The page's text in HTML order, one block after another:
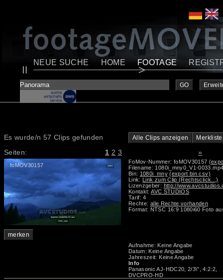
NEUE SUCHE HOME FOOTAGE
GO
Es wurde/n 57 Clips gefunden Alle Clips anzeigen Merkliste
Seiten: 1 2 3 »
foMOV30157
merken
FoMov-Nummer: foMOV30157
Filename: 1080i_mny0_V1-
Bin: 1080i_mny (export bin csv)
Link: Link zum Clip (Rechtsclick...)
Lizenzgeber: http://
Kontakt:AVC STUDIOS
Tarif: 4
Rechte: alle Rechte vorhanden
Format: NTSC 16:9 1080i60 Foto
Aufnahme: Keine Angabe
Datum: Keine Angabe
Jahreszeit: Keine Angabe
Info
Panasonic AJ-HDC20, 2/3\", 4:2:2,
DVCPRO-HD